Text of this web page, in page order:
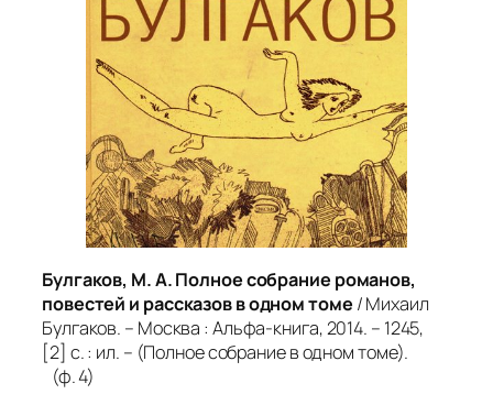
Булгаков, М. А. Полное собрание романов,
повестей и рассказов в одном томе / Михаил
Булгаков. – Москва : Альфа-книга, 2014. – 1245,
[2] с. : ил. – (Полное собрание в одном томе).
(ф. 4)